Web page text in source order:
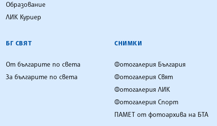
Образование
ЛИК Куриер
БГ СВЯТ
От българите по света
За българите по света
СНИМКИ
Фотогалерия България
Фотогалерия Свят
Фотогалерия ЛИК
Фотогалерия Спорт
ПАМЕТ от фотоархива на БТА